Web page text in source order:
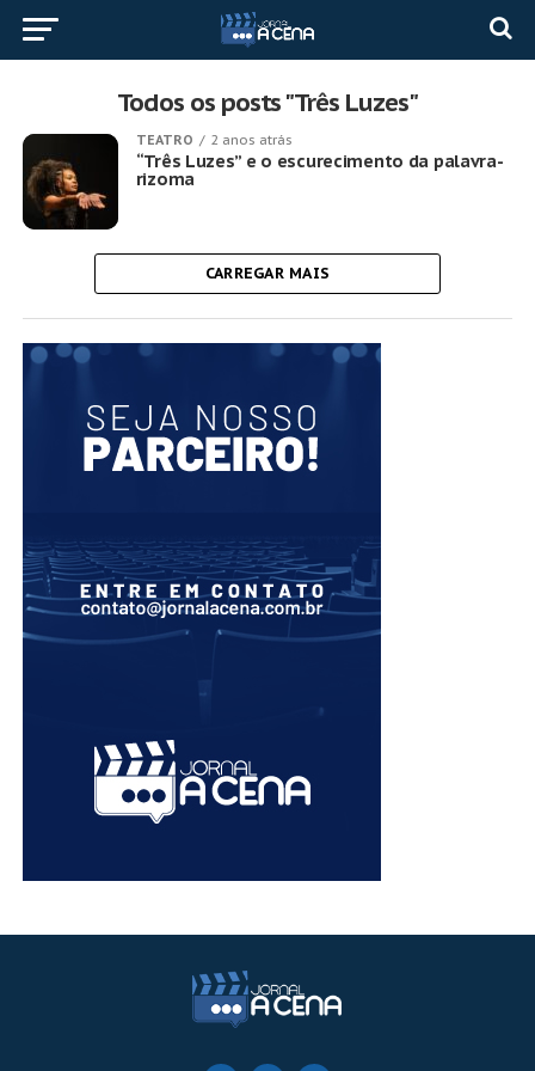
Todos os posts "Três Luzes"
TEATRO 2 anos atrás
“Três Luzes” e o escurecimento da palavra-
rizoma
CARREGAR MAIS